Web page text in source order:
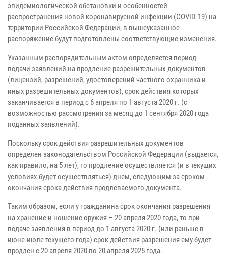
эпидемиологической обстановки и особенностей
распространения новой коронавирусной инфекции (COVID-19) на
территории Российской Федерации, в вышеуказанное
распоряжение будут подготовлены соответствующие изменения.
Указанным распорядительным актом определяется период
подачи заявлений на продление разрешительных документов
(лицензий, разрешений, удостоверений частного охранника и
иных разрешительных документов), срок действия которых
заканчивается в период с 6 апреля по 1 августа 2020 г. (с
возможностью рассмотрения за месяц до 1 сентября 2020 года
поданных заявлений).
Поскольку срок действия разрешительных документов
определен законодательством Российской Федерации (выдается,
как правило, на 5 лет), то продление осуществляется (и в текущих
условиях будет осуществляться) днем, следующим за сроком
окончания срока действия продлеваемого документа.
Таким образом, если у гражданина срок окончания разрешения
на хранение и ношение оружия – 20 апреля 2020 года, то при
подаче заявления в период до 1 августа 2020 г. (или раньше в
июне-июле текущего года) срок действия разрешения ему будет
продлен с 20 апреля 2020 по 20 апреля 2025 года.